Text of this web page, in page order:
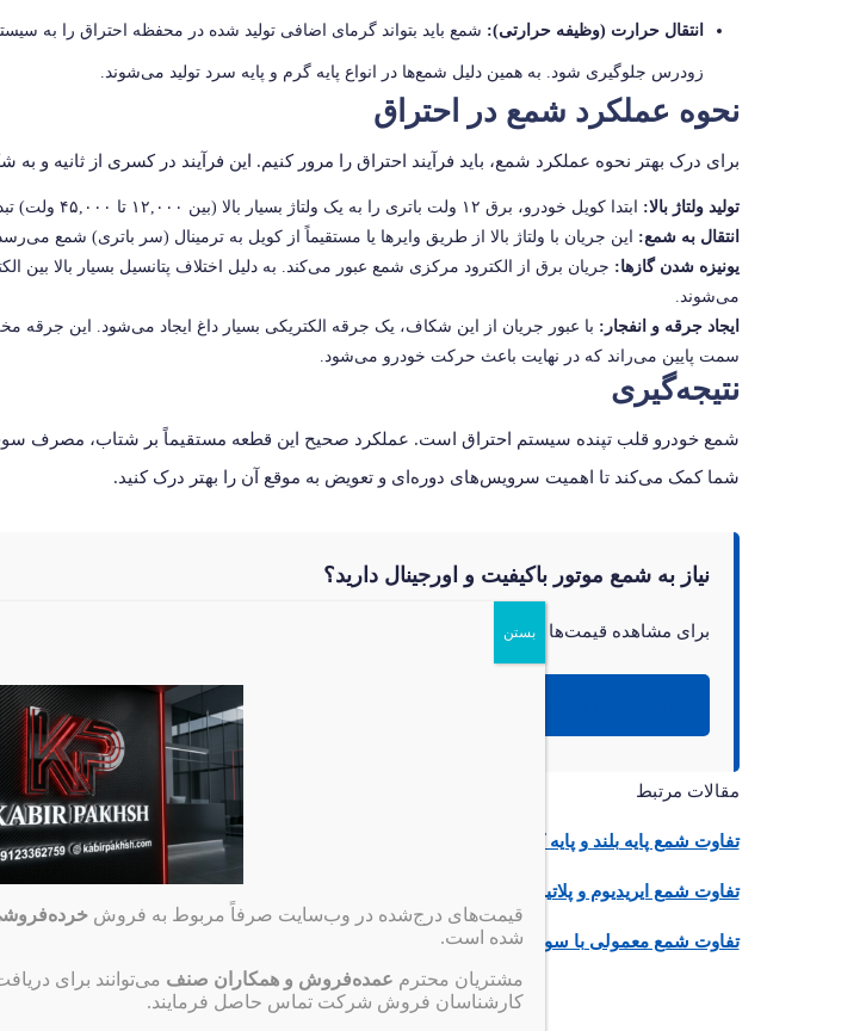
انتقال حرارت (وظیفه حرارتی):
زودرس جلوگیری شود. به همین دلیل شمع‌ها در انواع پایه گرم و پایه سرد تولید می‌شوند.
نحوه عملکرد شمع در احتراق
برای درک بهتر نحوه عملکرد شمع، باید فرآیند احتراق را مرور کنیم. این فرآیند در کسری از ثانیه و
تولید ولتاژ بالا: ابتدا کویل خودرو، برق ۱۲ ولت باتری را به یک ولتاژ بسیار بالا (بین ۱۲,۰۰۰ تا ۴۵,۰۰۰ ولت) تبدیل می‌کند.
انتقال به شمع: این جریان با ولتاژ بالا از طریق وایرها یا مستقیماً از کویل به ترمینال (سر باتری) شمع
یونیزه شدن گازها: جریان برق از الکترود مرکزی شمع عبور می‌کند. به دلیل اختلاف پتانسیل بسیار بالا بین
می‌شوند.
ایجاد جرقه و انفجار: با عبور جریان از این شکاف، یک جرقه الکتریکی بسیار داغ ایجاد می‌شود. این جرقه
سمت پایین می‌راند که در نهایت باعث حرکت خودرو می‌شود.
نتیجه‌گیری
شمع خودرو قلب تپنده سیستم احتراق است. عملکرد صحیح این قطعه مستقیماً بر شتاب، مصرف سوخت
شما کمک می‌کند تا اهمیت سرویس‌های دوره‌ای و تعویض به موقع آن را بهتر درک کنید.
نیاز به شمع موتور باکیفیت و اورجینال دارید؟
برای مشاهده قیمت‌ها و خرید انواع شمع خودرو متناسب با ماشین خود، همین حالا به فروشگاه ما
مقالات مرتبط
تفاوت شمع پایه بلند و پایه کوتاه چیست؟ + راهنمای انتخاب
تفاوت شمع ایریدیوم و پلاتینیوم
تفاوت شمع معمولی با سوزنی و لیزری
قیمت‌های درج‌شده در وب‌سایت صرفاً مربوط به فروش
شده است.
مشتریان محترم عمده‌فروش و همکاران صنف می‌توانند برای
کارشناسان فروش شرکت تماس حاصل فرمایند.
بستن